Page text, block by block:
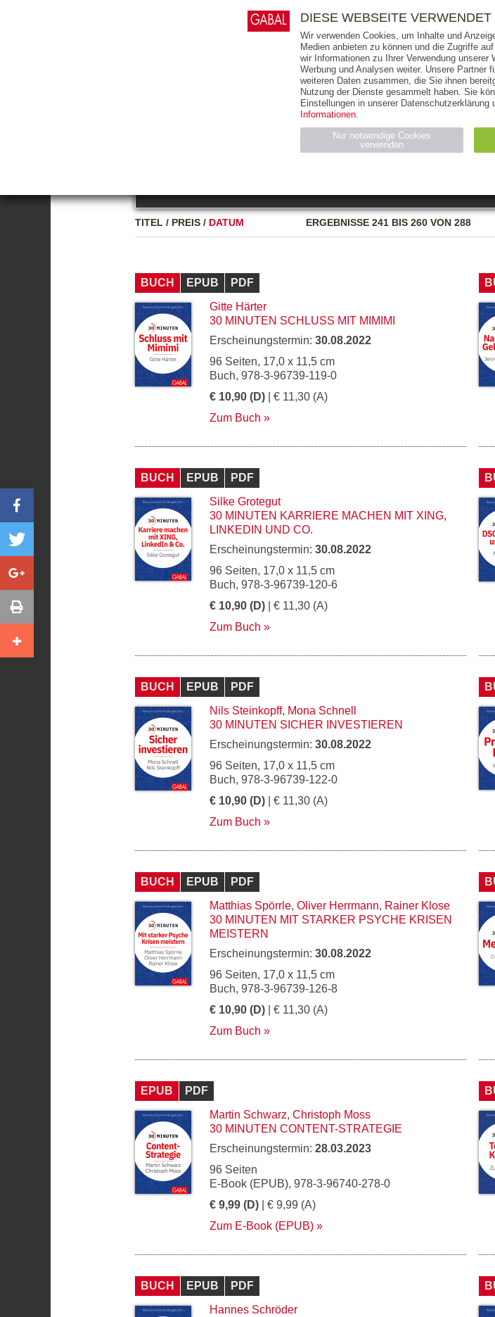
AUSGABEART
TITEL / PREIS / DATUM ERGEBNISSE241 BIS 260 VON 288
BUCH EPUB
PDF
Gitte Härter
30 MINUTEN SCHLUSS MIT MIMIMI
Erscheinungstermin: 30.08.2022
96 Seiten, 17,0 x 11,5 cm
Buch, 978-3-96739-119-0
€ 10,90 (D) | € 11,30 (A)
Zum Buch
BUCH EPUB
PDF
Silke Grotegut
30 MINUTEN KARRIERE MACHEN MIT XING,
LINKEDIN UND CO.
Erscheinungstermin: 30.08.2022
96 Seiten, 17,0 x 11,5 cm
Buch, 978-3-96739-120-6
€ 10,90 (D) | € 11,30 (A)
Zum Buch
BUCH EPUB
PDF
Nils Steinkopff, Mona Schnell
30 MINUTEN SICHER INVESTIEREN
Erscheinungstermin: 30.08.2022
96 Seiten, 17,0 x 11,5 cm
Buch, 978-3-96739-122-0
€ 10,90 (D) | € 11,30 (A)
Zum Buch
BUCH EPUB
PDF
Matthias Spörrle, Oliver Herrmann, Rainer Klose
30 MINUTEN MIT STARKER PSYCHE KRISEN
MEISTERN
Erscheinungstermin: 30.08.2022
96 Seiten, 17,0 x 11,5 cm
Buch, 978-3-96739-126-8
€ 10,90 (D) | € 11,30 (A)
Zum Buch
EPUB
PDF
Martin Schwarz, Christoph Moss
30 MINUTEN CONTENT-STRATEGIE
Erscheinungstermin: 28.03.2023
96 Seiten
E-Book (EPUB), 978-3-96740-278-0
€ 9,99 (D) | € 9,99 (A)
Zum E-Book (EPUB)
BUCH EPUB
PDF
Hannes Schröder
E-BOOKS AUDIO-CDS MP3 NON-BOOKS
THEMEN AUTOREN
RIGHTS PRESSE
DIESE WEBSEITE VERWENDET
Wir verwenden Cookies, um Inhalte und
Medien anbieten zu können und die Zugriffe
wir Informationen zu Ihrer Verwendung
Werbung und Analysen weiter. Unsere Partner
weiteren Daten zusammen, die Sie ihnen
Nutzung der Dienste gesammelt haben. Sie
Einstellungen in unserer Datenschutzerklärung
Informationen.
Nur notwendige Cookies
verwenden
Name Anbieter Zweck
CMS_SESSION_ID
gabal-
Wird für die Speicherung